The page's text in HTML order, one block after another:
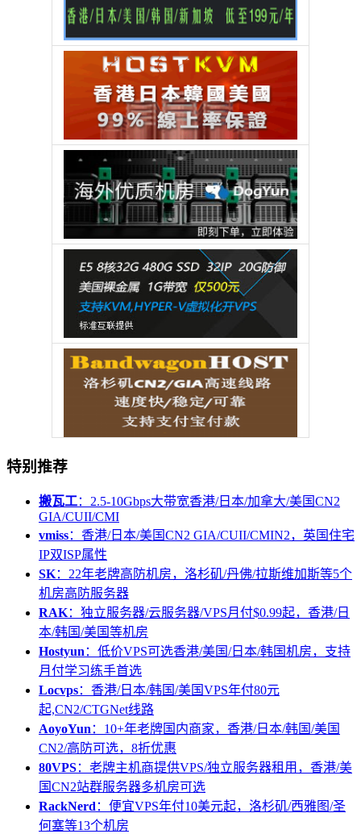
特别推荐
搬瓦工：2.5-10Gbps大带宽香港/日本/加拿大/美国CN2
GIA/CUII/CMI
vmiss：香港/日本/美国CN2 GIA/CUII/CMIN2，英国住宅
IP双ISP属性
SK：22年老牌高防机房，洛杉矶/丹佛/拉斯维加斯等5个
机房高防服务器
RAK：独立服务器/云服务器/VPS月付$0.99起，香港/日
本/韩国/美国等机房
Hostyun ：低价VPS可选香港/美国/日本/韩国机房，支持
月付学习练手首选
Locvps：香港/日本/韩国/美国VPS年付80元
起,CN2/CTGNet线路
AoyoYun ：10+年老牌国内商家，香港/日本/韩国/美国
CN2/高防可选，8折优惠
80VPS：老牌主机商提供VPS/独立服务器租用，香港/美
国CN2站群服务器多机房可选
RackNerd ：便宜VPS年付10美元起，洛杉矶/西雅图/圣
何塞等13个机房